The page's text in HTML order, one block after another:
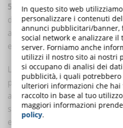
5. Monitorare e affrontare i
d’occhio le dinamiche
affrontate tempestivamente
eccessiva competizione,
La competitività sul posto di
potente motore di successo
appropriato. Promuovendo
sano che valorizzi la
e dia priorità al benessere, le
In questo sito web
personalizzare i contenuti
annunci pubblicitari/banner,
social network e analizzare il
server. Forniamo anche
utilizzi il nostro sito ai nostri
si occupano di analisi dei
pubblicità, i quali
ulteriori informazioni che
raccolto in base al tuo
maggiori informazioni
policy.